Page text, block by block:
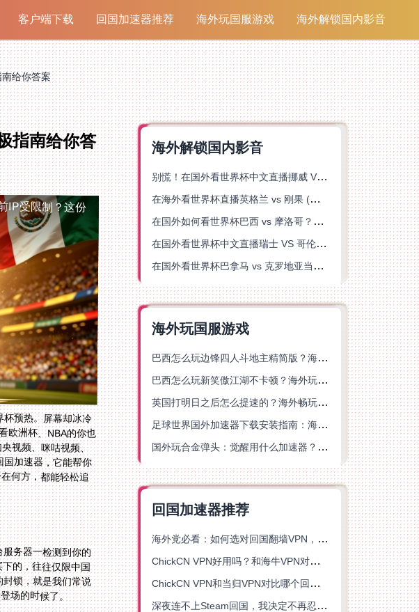
客户端下载 回国加速器推荐 海外玩国服游戏 海外解锁国内影音
给你答案
指南给你答
IP受限制？这份
预热。屏幕却冰冷
欧洲杯、NBA的你也
视频、咪咕视频、
加速器，它能帮你
何方，都能轻松追
务器一检测到你的
的，往往仅限中国
锁，就是我们常说
场的时候了。
海外解锁国内影音
别慌！在国外看世界杯中文直播挪威 VS 英格兰仅限中国大陆？这篇指南帮你搞定
在海外看世界杯直播英格兰 vs 刚果 (金)当前地区不可播放？这篇指南帮你突破所有限制
在国外如何看世界杯巴西 vs 摩洛哥？海外党专属体育观赛指南来了
在国外看世界杯中文直播瑞士 VS 哥伦比亚当前地区不可播放？这篇指南帮你搞定
在国外看世界杯巴拿马 vs 克罗地亚当前地区不可播放？这篇指南帮你轻松解决海外体育直播难题
海外玩国服游戏
巴西怎么玩边锋四人斗地主精简版？海外游戏党的加速器终极选择
巴西怎么玩新笑傲江湖不卡顿？海外玩家国服游戏加速终极指南（附猫和老鼠一梦江湖实测）
英国打明日之后怎么提速的？海外畅玩国服游戏终极指南
足球世界国外加速器下载安装指南：海外党畅玩国服游戏的终极解决方案
国外玩合金弹头：觉醒用什么加速器？一份写给海外游子的畅玩指南
回国加速器推荐
海外党必看：如何选对回国翻墙VPN，无缝解锁国内资源？
ChickCN VPN好用吗？和海牛VPN对比哪个回国效果更好？
ChickCN VPN和当归VPN对比哪个回国效果更好？海外党亲测后选了它
深夜连不上Steam回国，我决定不再忍受这数字鸿沟